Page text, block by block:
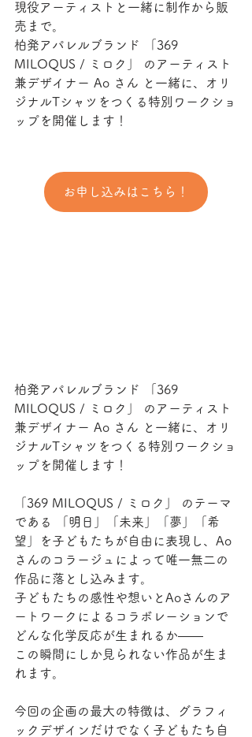
現役アーティストと一緒に制作から販
売まで。
柏発アパレルブランド 「369
MILOQUS / ミロク」 のアーティスト
兼デザイナー Ao さん と一緒に、オリ
ジナルTシャツをつくる特別ワークショ
ップを開催します！
お申し込みはこちら！
柏発アパレルブランド 「369
MILOQUS / ミロク」 のアーティスト
兼デザイナー Ao さん と一緒に、オリ
ジナルTシャツをつくる特別ワークショ
ップを開催します！
「369 MILOQUS / ミロク」 のテーマ
である 「明日」「未来」「夢」「希
望」を子どもたちが自由に表現し、Ao
さんのコラージュによって唯一無二の
作品に落とし込みます。
子どもたちの感性や想いとAoさんのア
ートワークによるコラボレーションで
どんな化学反応が生まれるか――
この瞬間にしか見られない作品が生ま
れます。
今回の企画の最大の特徴は、グラフィ
ックデザインだけでなく子どもたち自